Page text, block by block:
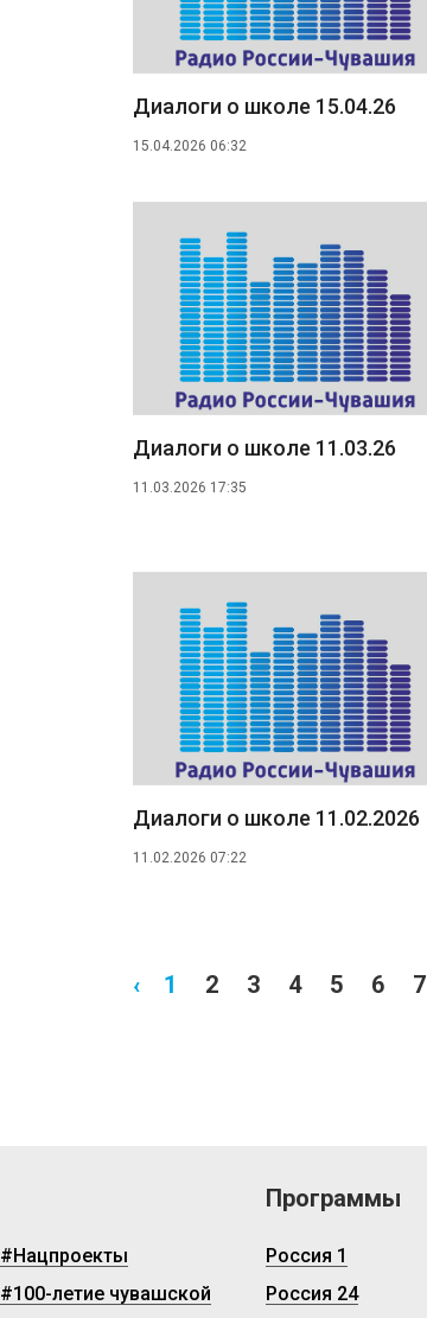
Диалоги о школе 15.04.26
15.04.2026 06:32
Диалоги о школе 11.03.26
11.03.2026 17:35
Диалоги о школе 11.02.2026
11.02.2026 07:22
‹ 1 2 3 4 5 6 7
#Нацпроекты
#100-летие чувашской
Программы
Россия 1
Россия 24